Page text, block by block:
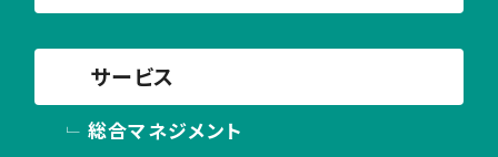
サービス
総合マネジメント